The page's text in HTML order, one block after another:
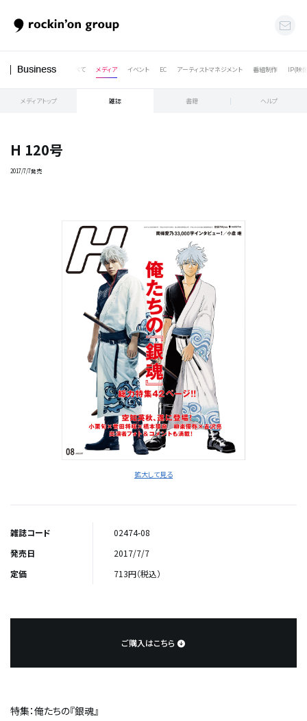
Business すべて メディア イベント EC アーティストマネジメント 番組制作 IP(映
メディアトップ 雑誌 書籍 ヘルプ
H 120号
2017/7/7発売
拡大して見る
雑誌コード
02474-08
発売日
2017/7/7
定価
713円（税込）
ご購入はこちら
特集：俺たちの『銀魂』